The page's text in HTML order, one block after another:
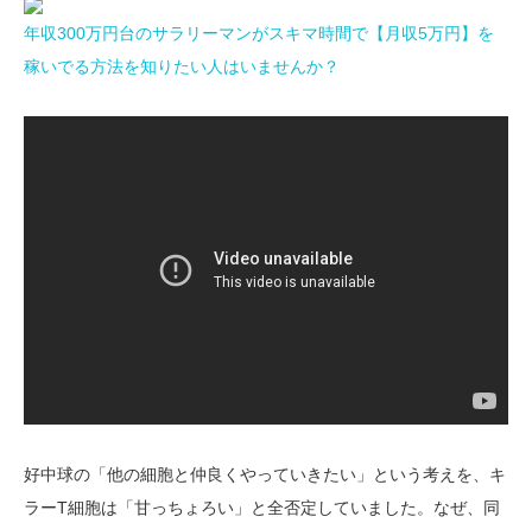
年収300万円台のサラリーマンがスキマ時間で【月収5万円】を
稼いでる方法を知りたい人はいませんか？
好中球の「他の細胞と仲良くやっていきたい」という考えを、キ
ラーT細胞は「甘っちょろい」と全否定していました。なぜ、同